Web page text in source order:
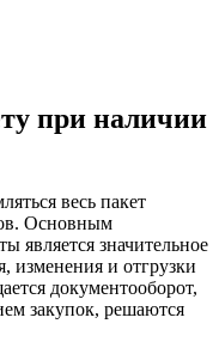
при наличии
весь пакет
Основным
является значительное
изменения и отгрузки
документооборот,
закупок, решаются